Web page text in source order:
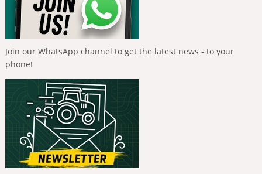
Join our WhatsApp channel to get the latest news - to your
phone!